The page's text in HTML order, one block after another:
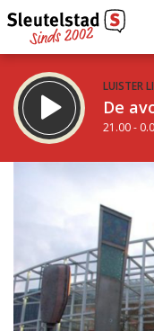
LUISTER
De
21.00 -
Vorig uur
Inklappen